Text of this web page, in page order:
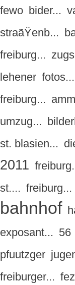
fewo bider...
straãŸenb...
freiburg...
lehener fotos...
freiburg...
umzug...
st. blasien...
2011
st.... freiburg...
bahnhof
exposant... 56
pfuutzger
freiburger...